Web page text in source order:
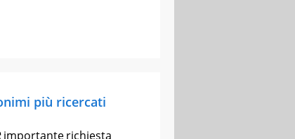
più ricercati
importanterichiesta